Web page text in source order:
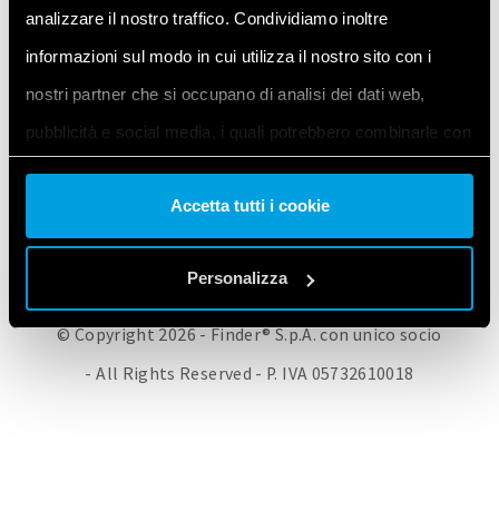
analizzare il nostro traffico. Condividiamo inoltre
informazioni sul modo in cui utilizza il nostro sito con i
nostri partner che si occupano di analisi dei dati web,
pubblicità e social media, i quali potrebbero combinarle con
altre informazioni che ha fornito loro o che hanno raccolto
dal suo utilizzo dei loro servizi. Acconsenta ai nostri cookie
se continua ad utilizzare il nostro sito web.
Accetta tutti i cookie
Personalizza
RINNOVA O MODIFICA LA TUA AUTORIZZAZIONE AI COOKIE
© Copyright 2026 - Finder® S.p.A. con unico socio
- All Rights Reserved - P. IVA 05732610018